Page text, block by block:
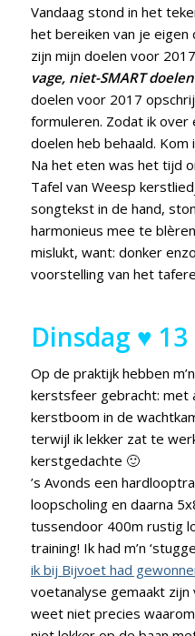
Vandaag stond in het
het bereiken van je eigen
zijn mijn doelen voor
vage, niet-SMART
doelen voor 2017
formuleren. Zodat ik over
doelen heb behaald. Kom
Na het eten was het tijd
Tafel van Weesp
songtekst in de hand,
harmonieus mee te
mislukt, want: donker
voorstelling van het
Dinsdag ♥
Op de praktijk hebben
kerstsfeer gebracht: met
kerstboom in de
terwijl ik lekker zat te
kerstgedachte 🙂
’s Avonds een
loopscholing en daarna
tussendoor 400m rustig
training! Ik had m’n
ik bij Bijvoet had
voetanalyse gemaakt
weet niet precies